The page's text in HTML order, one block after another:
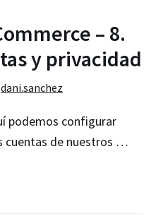
– 8.
y privacidad
dani.sanchez
podemos configurar
cuentas de nuestros …